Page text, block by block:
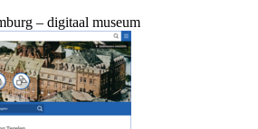
– digitaal museum